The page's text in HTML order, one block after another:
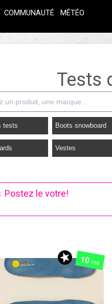
COMMUNAUTÉ MÉTÉO
Tests
tests Boots snowboard
Vestes
Postez le votre!
10/10